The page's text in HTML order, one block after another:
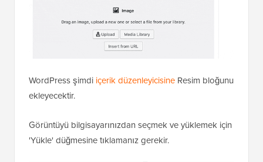
WordPress şimdi içerik düzenleyicisine Resim bloğunu
ekleyecektir.
Görüntüyü bilgisayarınızdan seçmek ve yüklemek için
'Yükle' düğmesine tıklamanız gerekir.